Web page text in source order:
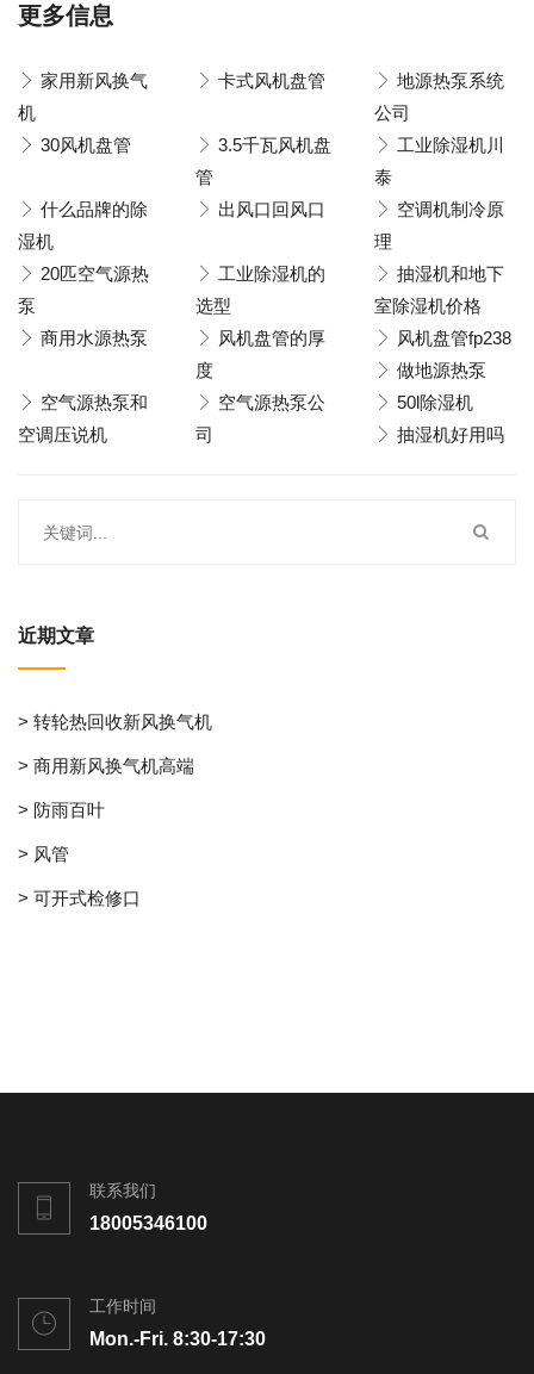
更多信息
家用新风换气
机
卡式风机盘管
地源热泵系统
公司
30风机盘管
3.5千瓦风机盘
管
工业除湿机川
泰
什么品牌的除
湿机
出风口回风口
空调机制冷原
理
20匹空气源热
泵
工业除湿机的
选型
抽湿机和地下
室除湿机价格
商用水源热泵
风机盘管的厚
度
风机盘管fp238
做地源热泵
空气源热泵和
空调压说机
空气源热泵公
司
50l除湿机
抽湿机好用吗
近期文章
> 转轮热回收新风换气机
> 商用新风换气机高端
> 防雨百叶
> 风管
> 可开式检修口
联系我们
18005346100
工作时间
Mon.-Fri. 8:30-17:30